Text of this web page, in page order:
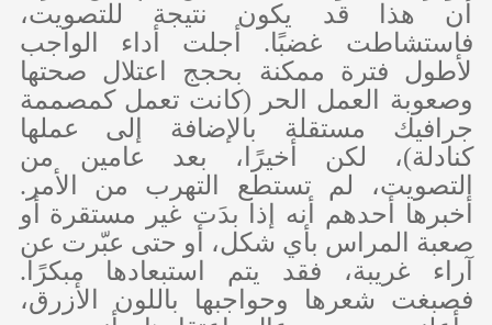
أن هذا قد يكون نتيجة للتصويت،
فاستشاطت غضبًا. أجلت أداء الواجب
لأطول فترة ممكنة بحجج اعتلال صحتها
وصعوبة العمل الحر (كانت تعمل كمصممة
جرافيك مستقلة بالإضافة إلى عملها
كنادلة)، لكن أخيرًا، بعد عامين من
التصويت، لم تستطع التهرب من الأمر.
أخبرها أحدهم أنه إذا بدَت غير مستقرة أو
صعبة المراس بأي شكل، أو حتى عبّرت عن
آراء غريبة، فقد يتم استبعادها مبكرًا.
فصبغت شعرها وحواجبها باللون الأزرق،